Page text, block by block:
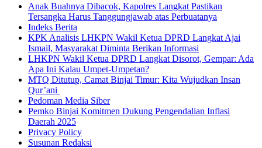
Anak Buahnya Dibacok, Kapolres Langkat Pastikan
Tersangka Harus Tanggungjawab atas Perbuatanya
Indeks Berita
KPK Analisis LHKPN Wakil Ketua DPRD Langkat Ajai
Ismail, Masyarakat Diminta Berikan Informasi
LHKPN Wakil Ketua DPRD Langkat Disorot, Gempar: Ada
Apa Ini Kalau Umpet-Umpetan?
MTQ Ditutup, Camat Binjai Timur: Kita Wujudkan Insan
Qur’ani
Pedoman Media Siber
Pemko Binjai Komitmen Dukung Pengendalian Inflasi
Daerah 2025
Privacy Policy
Susunan Redaksi